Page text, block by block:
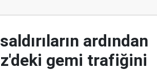
ardından
gemi trafiğini